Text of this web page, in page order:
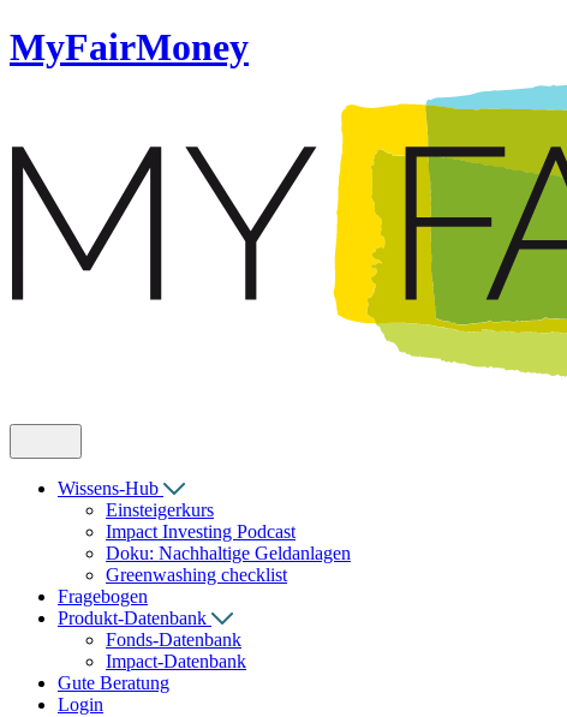
MyFairMoney
Wissens-Hub
Einsteigerkurs
Impact Investing Podcast
Doku: Nachhaltige Geldanlagen
Greenwashing checklist
Fragebogen
Produkt-Datenbank
Fonds-Datenbank
Impact-Datenbank
Gute Beratung
Login